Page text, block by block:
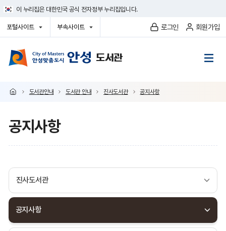
건
너
이 누리집은 대한민국 공식 전자정부 누리집입니다.
포털사이트
부속사이트
로그인 회원가입
도서관안내 도서관 안내 진사도서관 공지사항
공지사항
진사도서관
공지사항